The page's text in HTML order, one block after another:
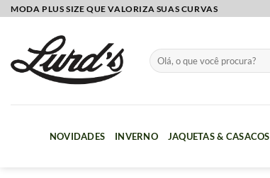
SkipMODA PLUS SIZE QUE VALORIZA SUAS CURVAS
Pesquisar
por:
NOVIDADES INVERNO JAQUETAS & CASACOS